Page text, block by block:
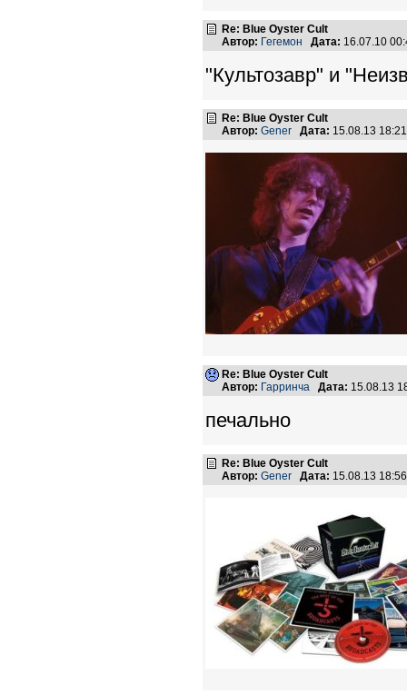
Re: Blue Oyster Cult
Автор: Гегемон Дата: 16.07.10
"Культозавр" и
Re: Blue Oyster Cult
Автор: Gener Дата: 15.08.13
Re: Blue Oyster Cult
Автор: Гарринча Дата: 15.08.13
печально
Re: Blue Oyster Cult
Автор: Gener Дата: 15.08.13